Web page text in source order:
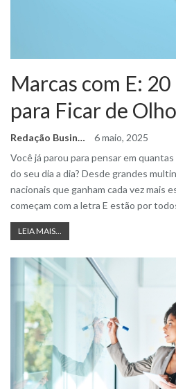
Marcas com E:
para Ficar de Olho
Redação Business Ideas
6 maio, 2025
Você já parou para pensar em
do seu dia a dia? Desde grandes
nacionais que ganham cada vez mais
começam com a letra E estão por
LEIA MAIS...